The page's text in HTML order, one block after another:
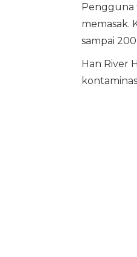
Pengguna
memasak.
sampai
Han River